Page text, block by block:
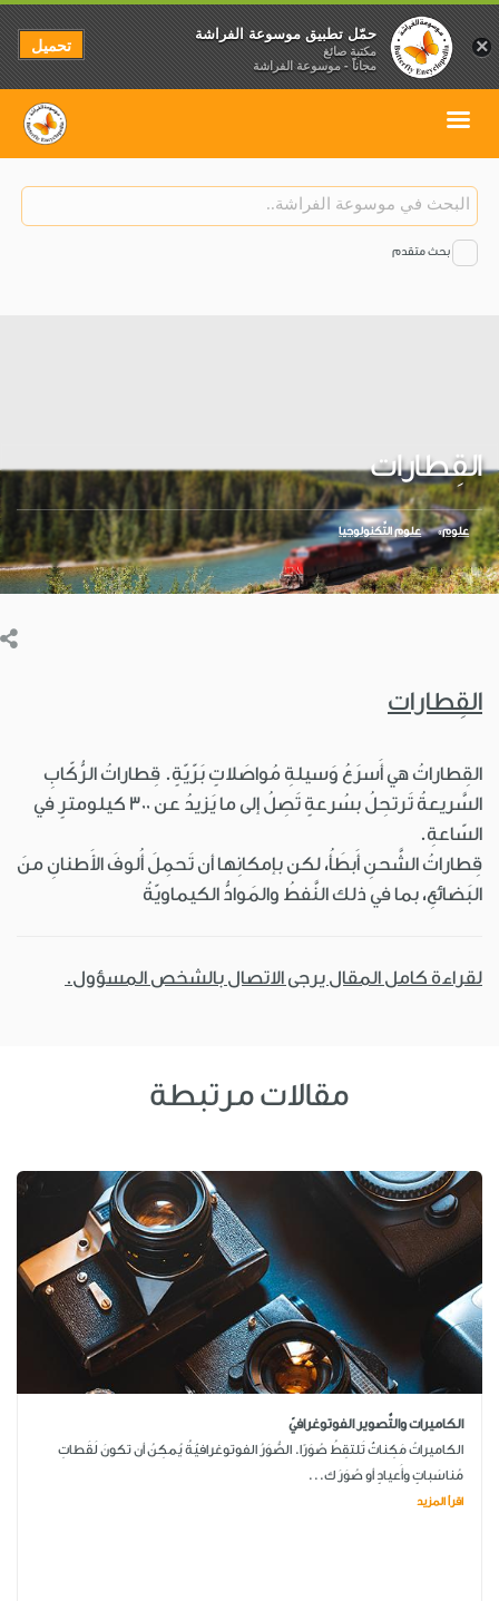
بحث متقدم
القِطارات
علوم علوم التِّكنولوجيا
القِطارات
القِطاراتُ هي أَسرَعُ وَسيلةِ مُواصَلاتٍ بَرّيّةٍ. قِطاراتُ الرُّكّابِ
السَّريعةُ تَرتحِلُ بسُرعةٍ تَصِلُ إلى ما يَزيدُ عن 300 كيلومترٍ في
السّاعةِ.
قِطاراتُ الشَّحنِ أَبطَأُ، لكن بإمكانِها أن تَحمِلَ أُلوفَ الأَطنانِ منَ
البَضائعِ، بما في ذلك النَّفطُ والمَوادُّ الكيماويّةُ
لقراءة كامل المقال يرجى الاتصال بالشخص المسؤول.
مقالات مرتبطة
الكاميرات والتَّصوير الفوتوغرافيّ
الكاميراتُ مَكِناتٌ تَلتقِطُ صُوَرًا. الصُّوَرُ الفوتوغرافيّةُ يُمكِنُ أن تكونَ لَقَطاتِ
مُناسَباتٍ وأَعيادٍ أو صُوَرَ ك...
اقرأ المزيد
×
حمّل تطبيق موسوعة الفراشة
مكتبة صائغ
مجاناً - موسوعة الفراشة
تحميل